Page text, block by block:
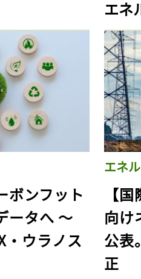
ボンフット
ータへ 〜
・ウラノス
エネ
エネ
【
向け
公表
正